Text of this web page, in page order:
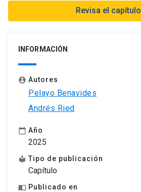
Revisa el capítulo
INFORMACIÓN
account_circle Autores
Pelayo Benavides
Andrés Ried
calendar_today Año
2025
local_library Tipo de publicación
Capítulo
import_contacts Publicado en